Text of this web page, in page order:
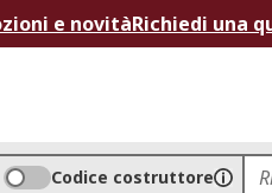
e novitàRichiedi una
Codice costruttore